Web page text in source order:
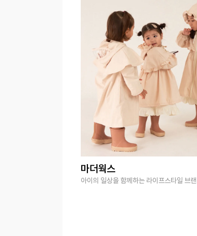
마더웍스
아이의 일상을 함께하는 라이프스타일 브